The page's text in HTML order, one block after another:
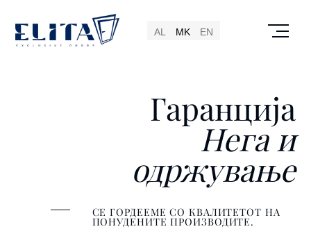
AL MK EN
Гаранција
Нега и
одржување
СЕ ГОРДЕЕМЕ СО КВАЛИТЕТОТ НА
ПОНУДЕНИТЕ ПРОИЗВОДИТЕ.